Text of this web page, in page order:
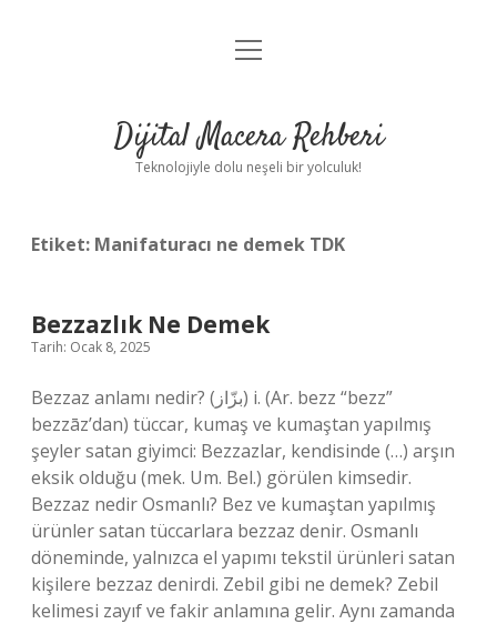
Anasayfa
Yasal Uyarı
menüyü
Dijital Macera Rehberi
Teknolojiyle dolu neşeli bir yolculuk!
Etiket: Manifaturacı ne demek TDK
Bezzazlık Ne Demek
Tarih: Ocak 8, 2025
Bezzaz anlamı nedir? (ﺑﺰّﺍﺯ) i. (Ar. bezz “bezz”
bezzāz’dan) tüccar, kumaş ve kumaştan yapılmış
şeyler satan giyimci: Bezzazlar, kendisinde (…) arşın
eksik olduğu (mek. Um. Bel.) görülen kimsedir.
Bezzaz nedir Osmanlı? Bez ve kumaştan yapılmış
ürünler satan tüccarlara bezzaz denir. Osmanlı
döneminde, yalnızca el yapımı tekstil ürünleri satan
kişilere bezzaz denirdi. Zebil gibi ne demek? Zebil
kelimesi zayıf ve fakir anlamına gelir. Aynı zamanda